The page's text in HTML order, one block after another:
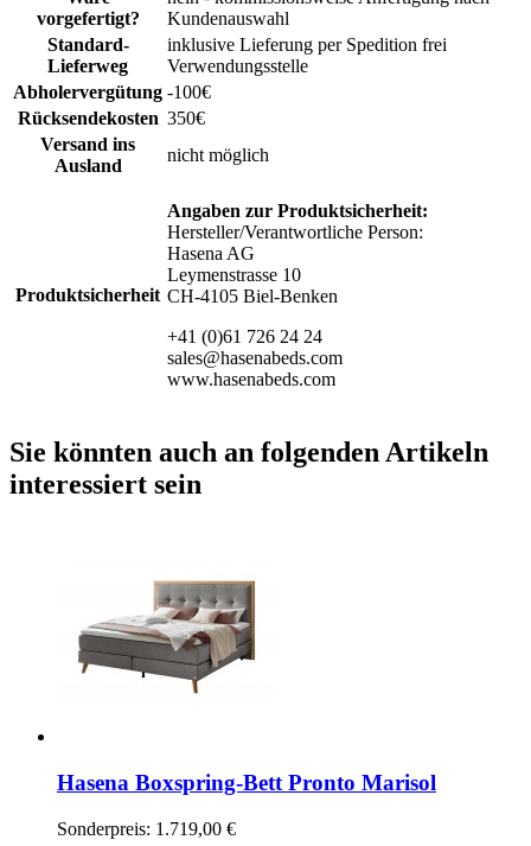
vorgefertigt?
Kundenauswahl
Standard-
Lieferweg
inklusive Lieferung per Spedition frei
Verwendungsstelle
Abholervergütung -100€
Rücksendekosten 350€
Versand ins
Ausland
nicht möglich
Produktsicherheit
Angaben zur Produktsicherheit:
Hersteller/Verantwortliche Person:
Hasena AG
Leymenstrasse 10
CH-4105 Biel-Benken
+41 (0)61 726 24 24
sales@hasenabeds.com
www.hasenabeds.com
Sie könnten auch an folgenden Artikeln
interessiert sein
Hasena Boxspring-Bett Pronto Marisol
Sonderpreis: 1.719,00 €